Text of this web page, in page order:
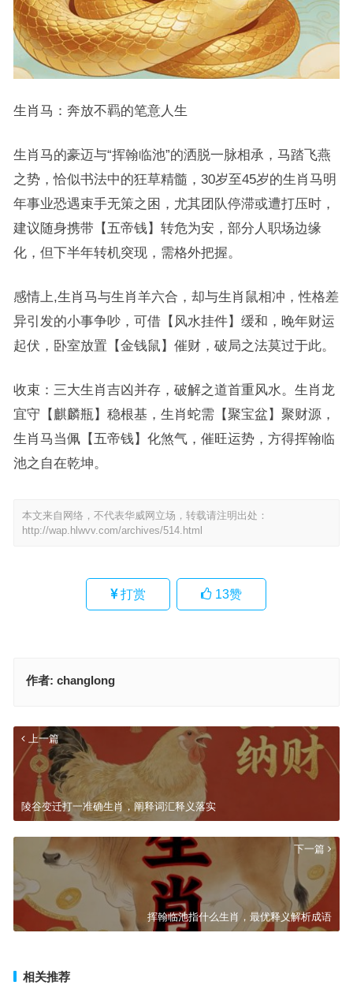
生肖马：奔放不羁的笔意人生
生肖马的豪迈与“挥翰临池”的洒脱一脉相承，马踏飞燕
之势，恰似书法中的狂草精髓，30岁至45岁的生肖马明
年事业恐遇束手无策之困，尤其团队停滞或遭打压时，
建议随身携带【五帝钱】转危为安，部分人职场边缘
化，但下半年转机突现，需格外把握。
感情上,生肖马与生肖羊六合，却与生肖鼠相冲，性格差
异引发的小事争吵，可借【风水挂件】缓和，晚年财运
起伏，卧室放置【金钱鼠】催财，破局之法莫过于此。
收束：三大生肖吉凶并存，破解之道首重风水。生肖龙
宜守【麒麟瓶】稳根基，生肖蛇需【聚宝盆】聚财源，
生肖马当佩【五帝钱】化煞气，催旺运势，方得挥翰临
池之自在乾坤。
本文来自网络，不代表华威网立场，转载请注明出处：
http://wap.hlwvv.com/archives/514.html
打赏 13赞
作者: changlong
上一篇
陵谷变迁打一准确生肖，阐释词汇释义落实
下一篇
挥翰临池指什么生肖，最优释义解析成语
相关推荐